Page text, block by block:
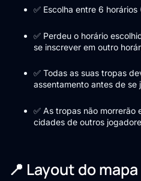
✅ Escolha entre 6
✅ Perdeu o horário
se inscrever em outro
✅ Todas as suas tropas
assentamento antes de se
✅ As tropas não
cidades de outros
📍 Layout do mapa